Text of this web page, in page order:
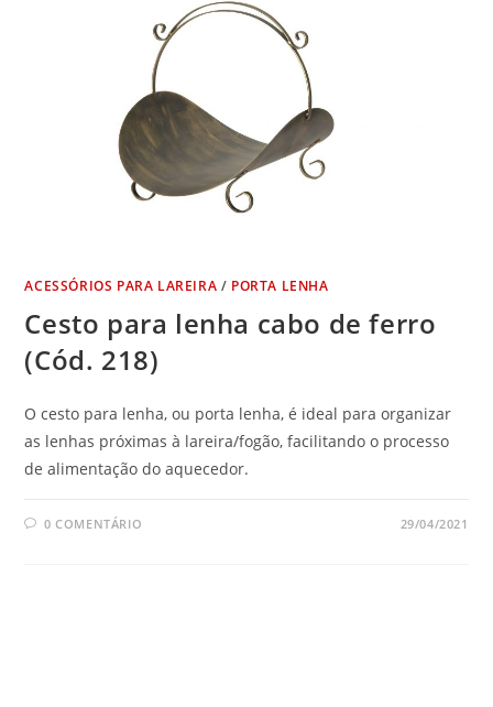
ACESSÓRIOS PARA LAREIRA / PORTA LENHA
Cesto para lenha cabo de ferro
(Cód. 218)
O cesto para lenha, ou porta lenha, é ideal para organizar
as lenhas próximas à lareira/fogão, facilitando o processo
de alimentação do aquecedor.
0 COMENTÁRIO 29/04/2021